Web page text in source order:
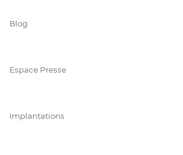
Blog
Espace Presse
Implantations